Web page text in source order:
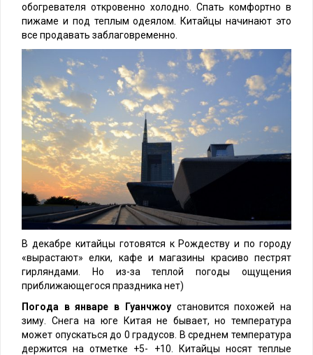
обогревателя откровенно холодно. Спать комфортно в
пижаме и под теплым одеялом. Китайцы начинают это
все продавать заблаговременно.
В декабре китайцы готовятся к Рождеству и по городу
«вырастают» елки, кафе и магазины красиво пестрят
гирляндами. Но из-за теплой погоды ощущения
приближающегося праздника нет)
Погода в январе в Гуанчжоу становится похожей на
зиму. Снега на юге Китая не бывает, но температура
может опускаться до 0 градусов. В среднем температура
держится на отметке +5- +10. Китайцы носят теплые